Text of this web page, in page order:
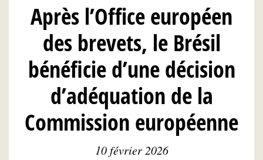
L
Après l’Office européen
des brevets, le Brésil
bénéficie d’une décision
d’adéquation de la
Commission européenne
10 février 2026